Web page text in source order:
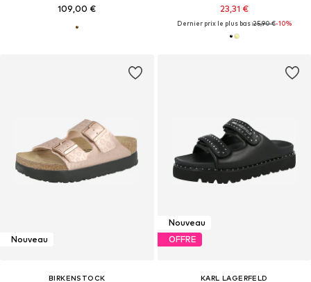
109,00 € 23,31 €
Dernier prix le plus bas :25,90 €-10%
Nouveau
BIRKENSTOCK
Nouveau
OFFRE
KARL LAGERFELD